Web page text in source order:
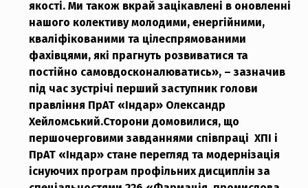
якості. Ми також вкрай зацікавлені в оновленні
нашого колективу молодими, енергійними,
кваліфікованими та цілеспрямованими
фахівцями, які прагнуть розвиватися та
постійно самовдосконалюватись», – зазначив
під час зустрічі перший заступник голови
правління ПрАТ «Індар» Олександр
Хейломський.Сторони домовилися, що
першочерговими завданнями співпраці ХПІ і
ПрАТ «Індар» стане перегляд та модернізація
існуючих програм профільних дисциплін за